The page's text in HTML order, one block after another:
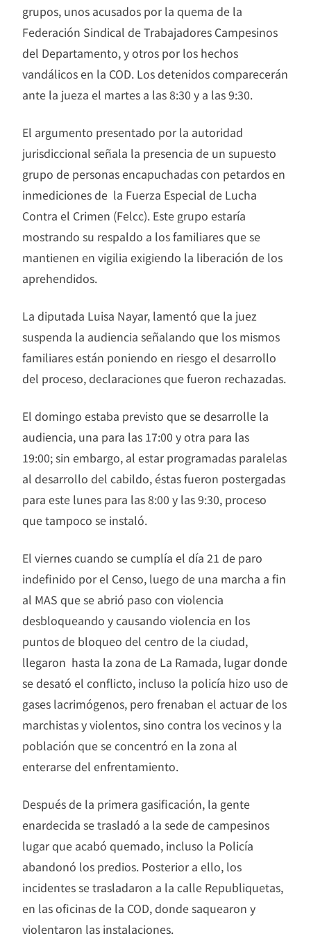
grupos, unos acusados por la quema de la
Federación Sindical de Trabajadores Campesinos
del Departamento, y otros por los hechos
vandálicos en la COD. Los detenidos comparecerán
ante la jueza el martes a las 8:30 y a las 9:30.
El argumento presentado por la autoridad
jurisdiccional señala la presencia de un supuesto
grupo de personas encapuchadas con petardos en
inmediciones de la Fuerza Especial de Lucha
Contra el Crimen (Felcc). Este grupo estaría
mostrando su respaldo a los familiares que se
mantienen en vigilia exigiendo la liberación de los
aprehendidos.
La diputada Luisa Nayar, lamentó que la juez
suspenda la audiencia señalando que los mismos
familiares están poniendo en riesgo el desarrollo
del proceso, declaraciones que fueron rechazadas.
El domingo estaba previsto que se desarrolle la
audiencia, una para las 17:00 y otra para las
19:00; sin embargo, al estar programadas paralelas
al desarrollo del cabildo, éstas fueron postergadas
para este lunes para las 8:00 y las 9:30, proceso
que tampoco se instaló.
El viernes cuando se cumplía el día 21 de paro
indefinido por el Censo, luego de una marcha a fin
al MAS que se abrió paso con violencia
desbloqueando y causando violencia en los
puntos de bloqueo del centro de la ciudad,
llegaron hasta la zona de La Ramada, lugar donde
se desató el conflicto, incluso la policía hizo uso de
gases lacrimógenos, pero frenaban el actuar de los
marchistas y violentos, sino contra los vecinos y la
población que se concentró en la zona al
enterarse del enfrentamiento.
Después de la primera gasificación, la gente
enardecida se trasladó a la sede de campesinos
lugar que acabó quemado, incluso la Policía
abandonó los predios. Posterior a ello, los
incidentes se trasladaron a la calle Republiquetas,
en las oficinas de la COD, donde saquearon y
violentaron las instalaciones.